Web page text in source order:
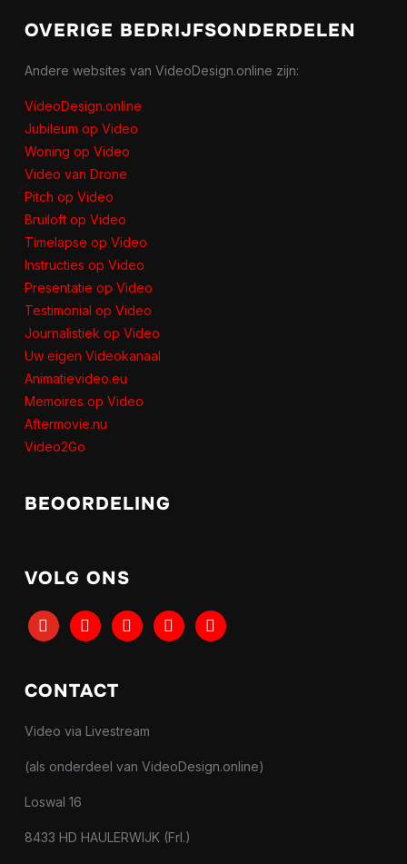
OVERIGE BEDRIJFSONDERDELEN
Andere websites van VideoDesign.online zijn:
VideoDesign.online
Jubileum op Video
Woning op Video
Video van Drone
Pitch op Video
Bruiloft op Video
Timelapse op Video
Instructies op Video
Presentatie op Video
Testimonial op Video
Journalistiek op Video
Uw eigen Videokanaal
Animatievideo.eu
Memoires op Video
Aftermovie.nu
Video2Go
BEOORDELING
VOLG ONS
youtubetiktok facebookinstagramlinkedin
CONTACT
Video via Livestream
(als onderdeel van VideoDesign.online)
Loswal 16
8433 HD HAULERWIJK (Frl.)